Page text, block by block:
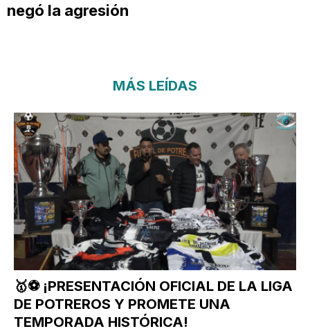
negó la agresión
MÁS LEÍDAS
🥇⚽ ¡PRESENTACIÓN OFICIAL DE LA LIGA
DE POTREROS Y PROMETE UNA
TEMPORADA HISTÓRICA!